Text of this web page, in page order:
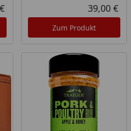
Aktueller Preis 39,00 €
Zum Produkt